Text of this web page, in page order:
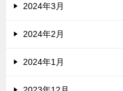
2024年3月
2024年2月
2024年1月